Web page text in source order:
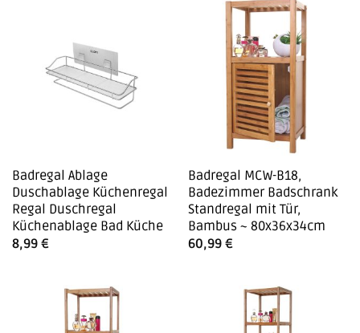
Badregal Ablage
Duschablage Küchenregal
Regal Duschregal
Küchenablage Bad Küche
8,99 €
Badregal MCW-B18,
Badezimmer Badschrank
Standregal mit Tür,
Bambus ~ 80x36x34cm
60,99 €